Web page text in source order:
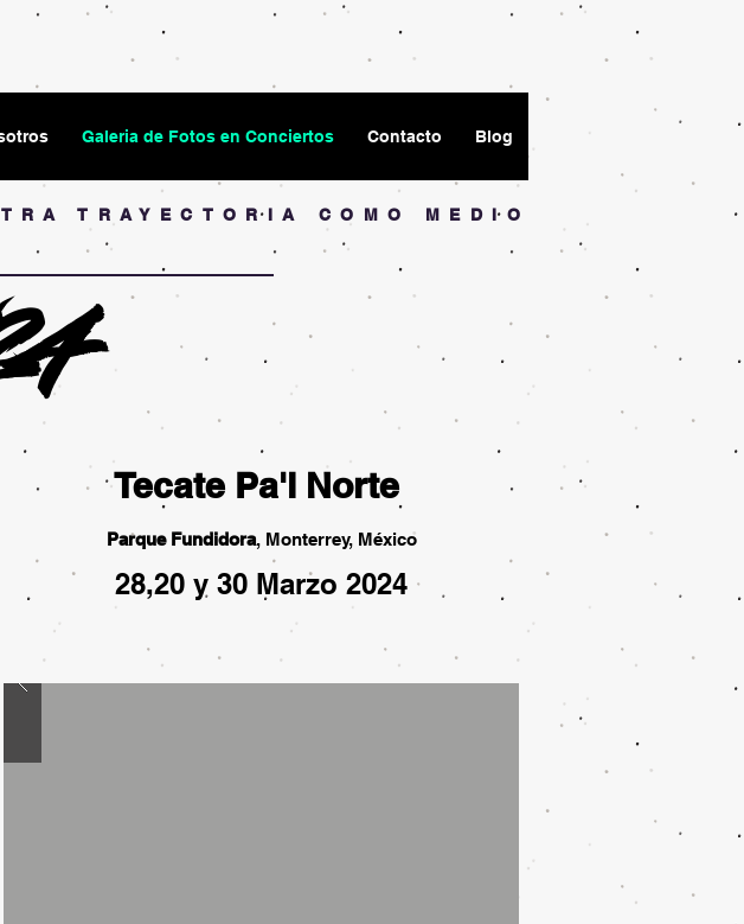
Galeria de Fotos en Conciertos Contacto Blog
TRAYECTORIA COMO MEDIO
Tecate Pa'l Norte
Parque Fundidora, Monterrey, México
28,20 y 30 Marzo 2024